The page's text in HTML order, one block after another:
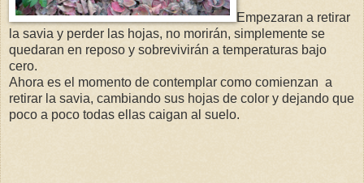
Empezaran a retirar
la savia y perder las hojas, no morirán, simplemente se
quedaran en reposo y sobrevivirán a temperaturas bajo
cero.
Ahora es el momento de contemplar como comienzan a
retirar la savia, cambiando sus hojas de color y dejando que
poco a poco todas ellas caigan al suelo.